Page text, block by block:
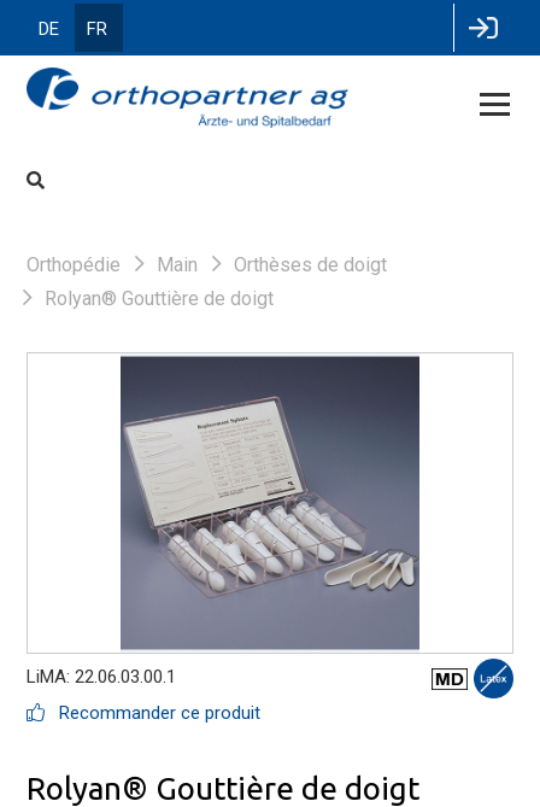
DE FR
Orthopédie Main
Orthèses de doigt
Rolyan® Gouttière de doigt
LiMA: 22.06.03.00.1
Recommander ce produit
Rolyan® Gouttière de doigt